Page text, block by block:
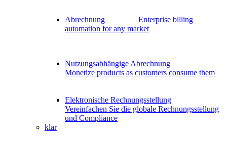
Abrechnung
Enterprise billing
automation for any market
Nutzungsabhängige Abrechnung
Monetize products as customers consume them
Elektronische Rechnungsstellung
Vereinfachen Sie die globale Rechnungsstellung
und Compliance
klar